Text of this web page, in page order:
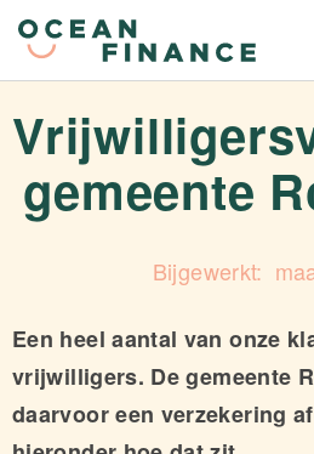
gemeente
Een heel aantal van onze
vrijwilligers. De gemeente
daarvoor een verzekering